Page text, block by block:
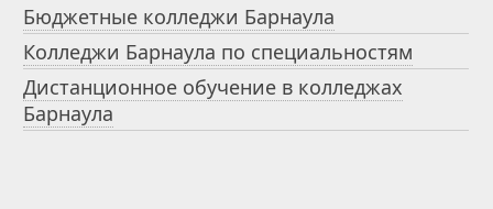
Бюджетные колледжи Барнаула
Колледжи Барнаула по специальностям
Дистанционное обучение в колледжах
Барнаула